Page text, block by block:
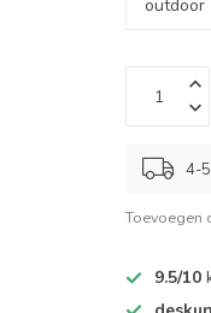
4-
Toevoegen
9.5/10